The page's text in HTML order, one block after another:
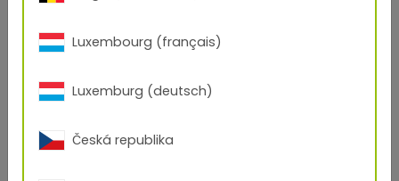
kg/h
kg/h
Luxembourg (français)
Luxemburg (deutsch)
Česká republika